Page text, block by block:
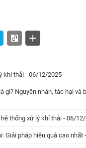
khí thải - 06/12/2025
gì? Nguyên nhân, tác hại và
thống xử lý khí thải - 06/
Giải pháp hiệu quả cao nhất